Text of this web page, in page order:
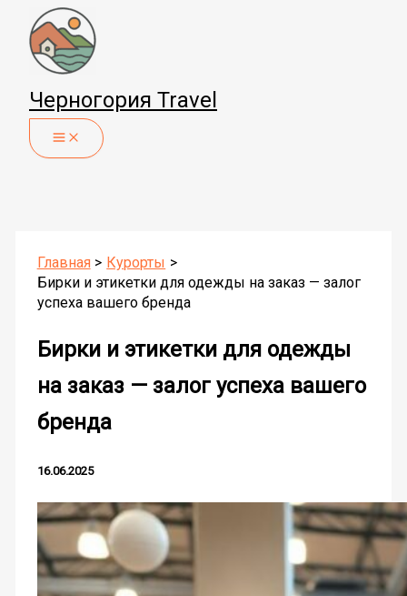
Перейти
содержимому
Черногория Travel
Главная
Курорты
Бирки и этикетки для одежды на заказ — залог
успеха вашего бренда
Бирки и этикетки для одежды
на заказ — залог успеха вашего
бренда
16.06.2025